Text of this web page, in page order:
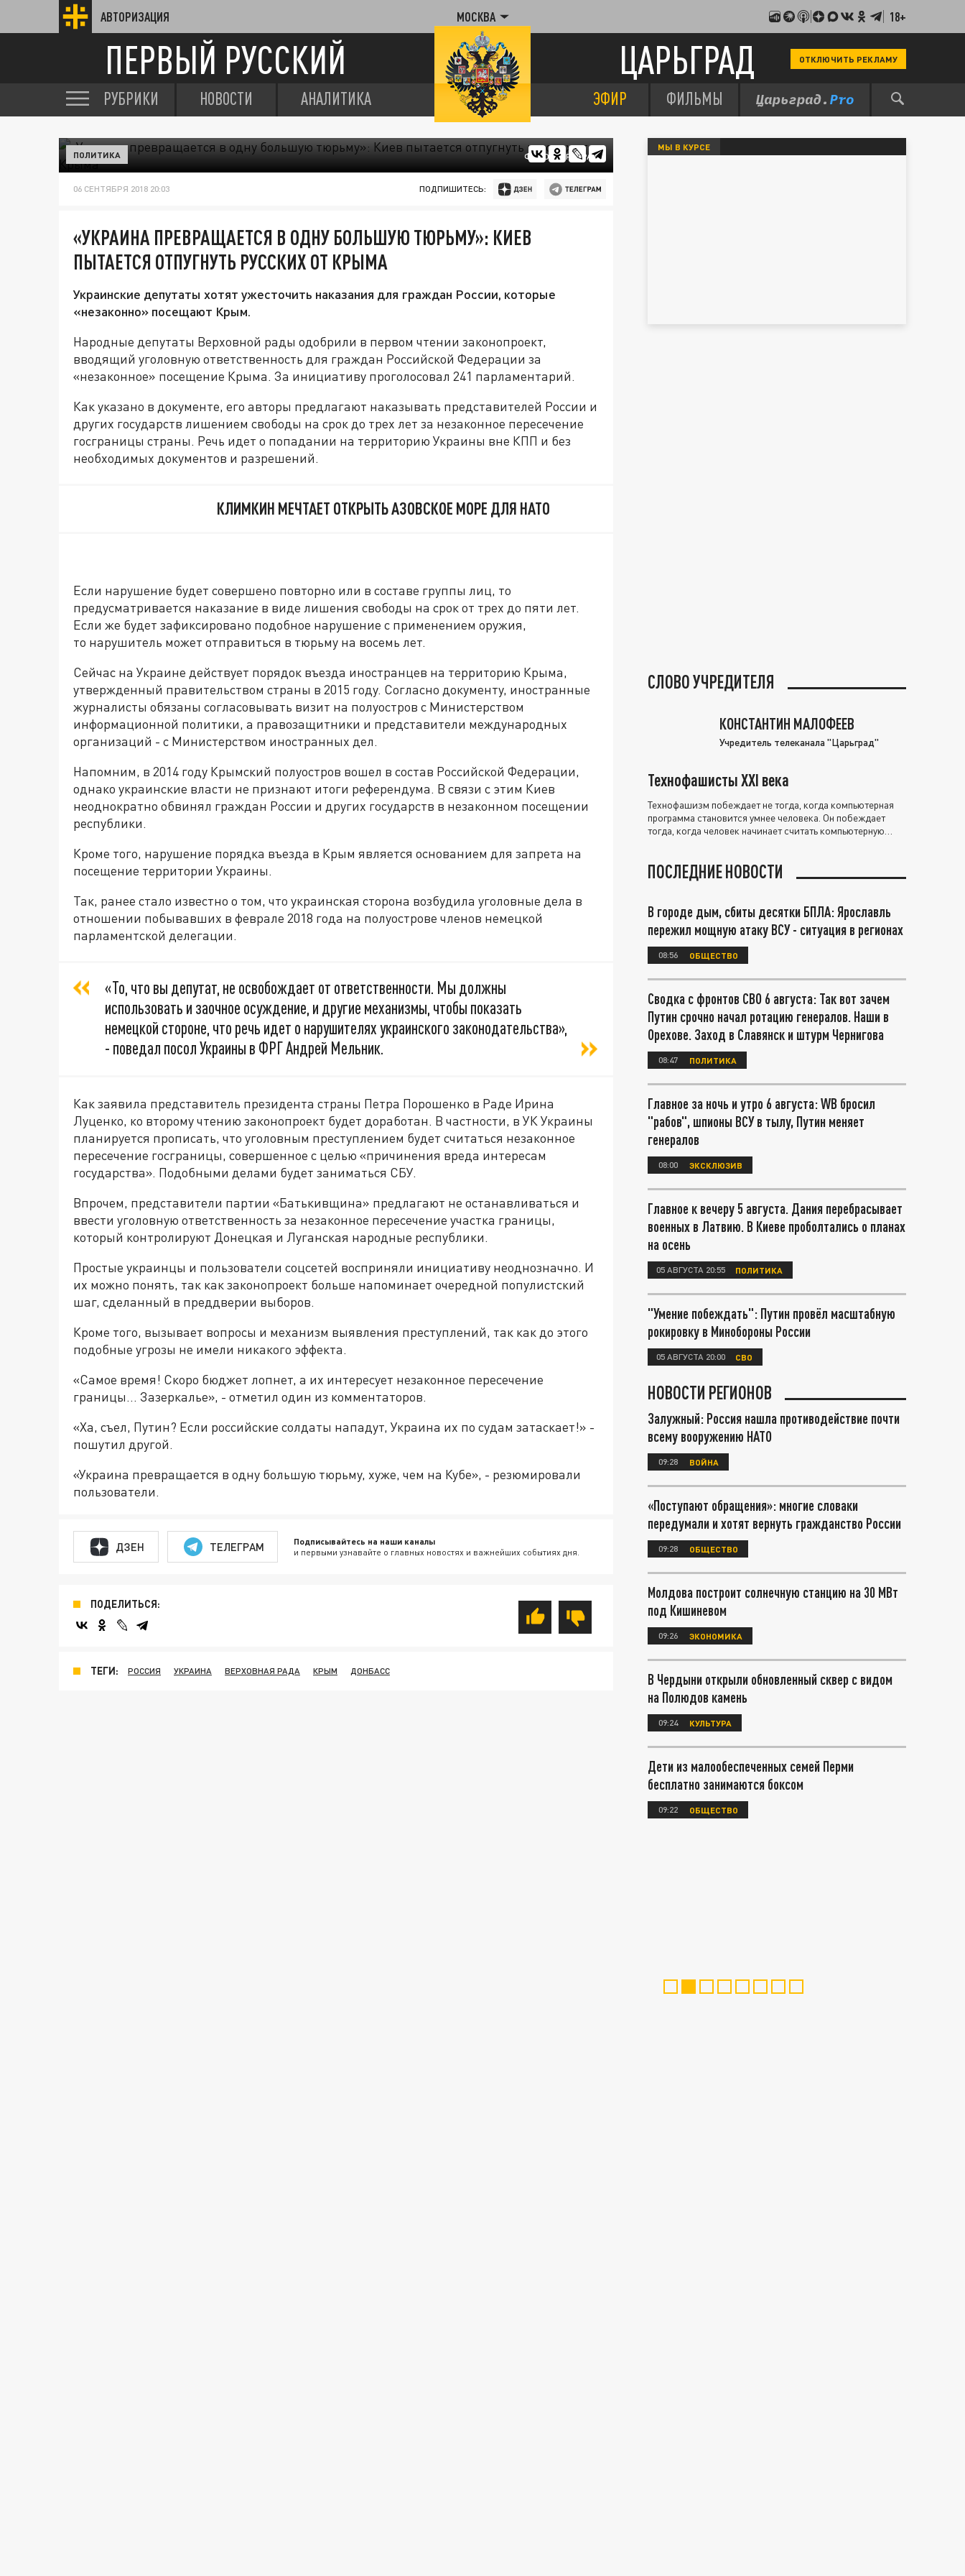
АВТОРИЗАЦИЯ МОСКВА 18+
ПЕРВЫЙ РУССКИЙ ЦАРЬГРАД ОТКЛЮЧИТЬ РЕКЛАМУ
РУБРИКИ НОВОСТИ АНАЛИТИКА ЭФИР ФИЛЬМЫ
ФОТО: ЦАРЬГРАД
ПОЛИТИКА
06 СЕНТЯБРЯ 2018 20:03 ПОДПИШИТЕСЬ:
«УКРАИНА ПРЕВРАЩАЕТСЯ В ОДНУ БОЛЬШУЮ ТЮРЬМУ»: КИЕВ
ПЫТАЕТСЯ ОТПУГНУТЬ РУССКИХ ОТ КРЫМА
Украинские депутаты хотят ужесточить наказания для граждан России, которые
«незаконно» посещают Крым.
Народные депутаты Верховной рады одобрили в первом чтении законопроект,
вводящий уголовную ответственность для граждан Российской Федерации за
«незаконное» посещение Крыма. За инициативу проголосовал 241 парламентарий.
Как указано в документе, его авторы предлагают наказывать представителей России и
других государств лишением свободы на срок до трех лет за незаконное пересечение
госграницы страны. Речь идет о попадании на территорию Украины вне КПП и без
необходимых документов и разрешений.
КЛИМКИН МЕЧТАЕТ ОТКРЫТЬ АЗОВСКОЕ МОРЕ ДЛЯ НАТО
Если нарушение будет совершено повторно или в составе группы лиц, то
предусматривается наказание в виде лишения свободы на срок от трех до пяти лет.
Если же будет зафиксировано подобное нарушение с применением оружия,
то нарушитель может отправиться в тюрьму на восемь лет.
Сейчас на Украине действует порядок въезда иностранцев на территорию Крыма,
утвержденный правительством страны в 2015 году. Согласно документу, иностранные
журналисты обязаны согласовывать визит на полуостров с Министерством
информационной политики, а правозащитники и представители международных
организаций - с Министерством иностранных дел.
Напомним, в 2014 году Крымский полуостров вошел в состав Российской Федерации,
однако украинские власти не признают итоги референдума. В связи с этим Киев
неоднократно обвинял граждан России и других государств в незаконном посещении
республики.
Кроме того, нарушение порядка въезда в Крым является основанием для запрета на
посещение территории Украины.
Так, ранее стало известно о том, что украинская сторона возбудила уголовные дела в
отношении побывавших в феврале 2018 года на полуострове членов немецкой
парламентской делегации.
«То, что вы депутат, не освобождает от ответственности. Мы должны
использовать и заочное осуждение, и другие механизмы, чтобы показать
немецкой стороне, что речь идет о нарушителях украинского законодательства»,
- поведал посол Украины в ФРГ Андрей Мельник.
Как заявила представитель президента страны Петра Порошенко в Раде Ирина
Луценко, ко второму чтению законопроект будет доработан. В частности, в УК Украины
планируется прописать, что уголовным преступлением будет считаться незаконное
пересечение госграницы, совершенное с целью «причинения вреда интересам
государства». Подобными делами будет заниматься СБУ.
Впрочем, представители партии «Батькивщина» предлагают не останавливаться и
ввести уголовную ответственность за незаконное пересечение участка границы,
который контролируют Донецкая и Луганская народные республики.
Простые украинцы и пользователи соцсетей восприняли инициативу неоднозначно. И
их можно понять, так как законопроект больше напоминает очередной популистский
шаг, сделанный в преддверии выборов.
Кроме того, вызывает вопросы и механизм выявления преступлений, так как до этого
подобные угрозы не имели никакого эффекта.
«Самое время! Скоро бюджет лопнет, а их интересует незаконное пересечение
границы... Зазеркалье», - отметил один из комментаторов.
«Ха, съел, Путин? Если российские солдаты нападут, Украина их по судам затаскает!» -
пошутил другой.
«Украина превращается в одну большую тюрьму, хуже, чем на Кубе», - резюмировали
пользователи.
ДЗЕН ТЕЛЕГРАМ Подписывайтесь на наши каналы
и первыми узнавайте о главных новостях и важнейших событиях дня.
ПОДЕЛИТЬСЯ:
ТЕГИ: РОССИЯ УКРАИНА ВЕРХОВНАЯ РАДА КРЫМ ДОНБАСС
МЫ В КУРСЕ
СЛОВО УЧРЕДИТЕЛЯ
КОНСТАНТИН МАЛОФЕЕВ
Учредитель телеканала "Царьград"
Технофашисты XXI века
Технофашизм побеждает не тогда, когда компьютерная
программа становится умнее человека. Он побеждает
тогда, когда человек начинает считать компьютерную
ПОСЛЕДНИЕ НОВОСТИ
В городе дым, сбиты десятки БПЛА: Ярославль
пережил мощную атаку ВСУ - ситуация в регионах
08:56 ОБЩЕСТВО
Сводка с фронтов СВО 6 августа: Так вот зачем
Путин срочно начал ротацию генералов. Наши в
Орехове. Заход в Славянск и штурм Чернигова
08:47 ПОЛИТИКА
Главное за ночь и утро 6 августа: WB бросил
"рабов", шпионы ВСУ в тылу, Путин меняет
генералов
08:00 ЭКСКЛЮЗИВ
Главное к вечеру 5 августа. Дания перебрасывает
военных в Латвию. В Киеве проболтались о планах
на осень
05 АВГУСТА 20:55 ПОЛИТИКА
"Умение побеждать": Путин провёл масштабную
рокировку в Минобороны России
05 АВГУСТА 20:00 СВО
НОВОСТИ РЕГИОНОВ
Залужный: Россия нашла противодействие почти
всему вооружению НАТО
09:28 ВОЙНА
«Поступают обращения»: многие словаки
передумали и хотят вернуть гражданство России
09:28 ОБЩЕСТВО
Молдова построит солнечную станцию на 30 МВт
под Кишиневом
09:26 ЭКОНОМИКА
В Чердыни открыли обновленный сквер с видом
на Полюдов камень
09:24 КУЛЬТУРА
Дети из малообеспеченных семей Перми
бесплатно занимаются боксом
09:22 ОБЩЕСТВО